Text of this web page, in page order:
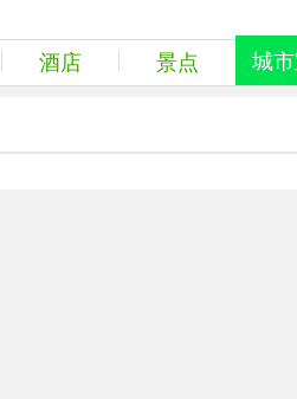
酒店 景点 城